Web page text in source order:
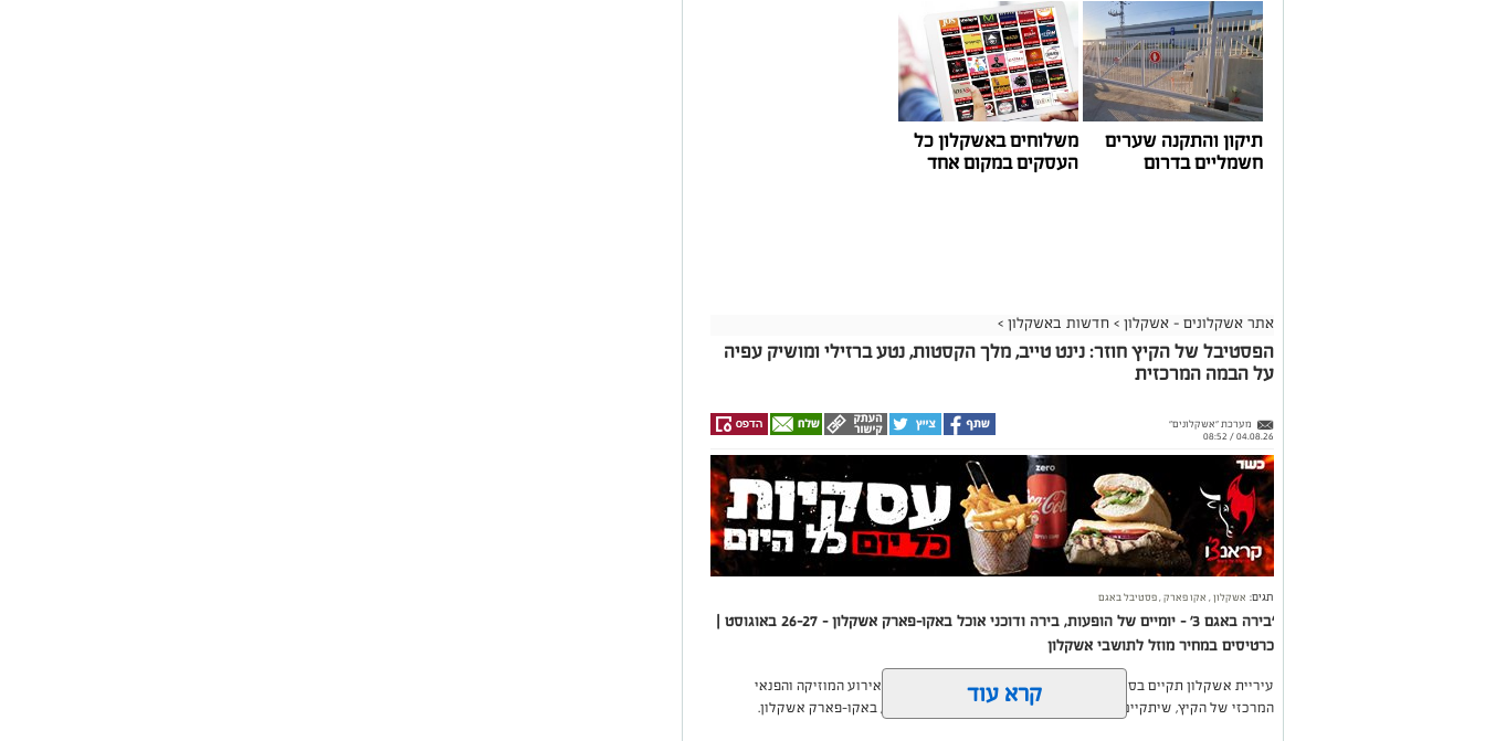
במהלך הפגישה עודכנו נציגי העוגנים, אולס ירצין ואליסף סדון, כי לאחר שלוש שנים שבהן דמי
העגינה לא עודכנו, למרות מספר עדכונים שהתקיימו במרינות אחרות, עלייה בעלויות התפעול ומתוך
התחשבות בעוגנים בתקופת המלחמה ואי הוודאות, בוצעו עדכונים מינוריים בתעריפי העגינה. עוד
הודגש כי גם לאחר העדכון תמשיך מרינת אשקלון להיות המרינה בעלת דמי העגינה ההוגנים
בישראל, כשההכנסות ישמשו להשקעה חוזרת במרינה, בשיפור התשתיות ובהרחבת השירותים
לרווחת בעלי כלי השייט.
מרינת אשקלון מתחדשת
תיקון והתקנה שערים
חשמליים בדרום
משלוחים באשקלון כל
העסקים במקום אחד
אתר אשקלונים - אשקלון > חדשות באשקלון >
הפסטיבל של הקיץ חוזר: נינט טייב, מלך הקסטות, נטע ברזילי ומושיק עפיה
על הבמה המרכזית
מערכת "אשקלונים"
04.08.26 / 08:52
תגים: אשקלון, אקו פארק,פסטיבל באגם
‘בירה באגם 3’ - יומיים של הופעות, בירה ודוכני אוכל באקו-פארק אשקלון - 26-27 באוגוסט |
כרטיסים במחיר מוזל לתושבי אשקלון
עיריית אשקלון תקיים בסוף חודש אוגוסט את פסטיבל ‘בירה באגם׳ 3, אירוע המוזיקה והפנאי
המרכזי של הקיץ, שיתקיים בימים רביעי וחמישי, 26-27 באוגוסט 2026, באקו-פארק אשקלון.קרא עוד